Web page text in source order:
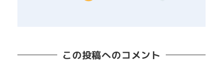
この投稿へのコメント